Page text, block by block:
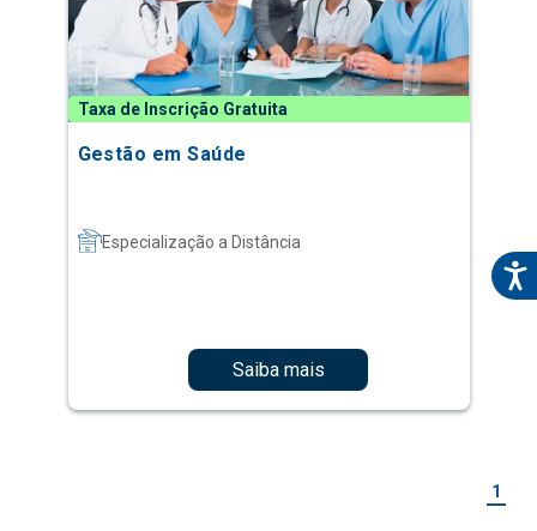
Taxa de Inscrição Gratuita
Gestão em Saúde
Especialização a Distância
Saiba mais
1